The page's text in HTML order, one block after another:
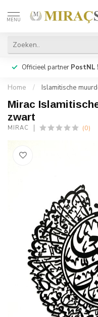
MENU
Officieel partner PostNL !
Home / Islamitische
Mirac
zwart
MIRAC (0)